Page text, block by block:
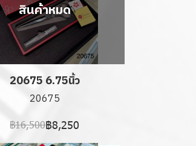
สินค้าหมด
20675 6.75นิ้ว
20675
฿16,500฿8,250